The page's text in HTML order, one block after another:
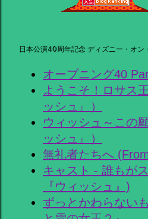
日本公演40周年記念 ディズニー・オン
オープニング40
ようこそ！ロサス
ッシュ』）
ウィッシュ～この
ッシュ』）
無礼者たちへ
キャスト - 誰もが
『ウィッシュ』)
ずっとかわらない